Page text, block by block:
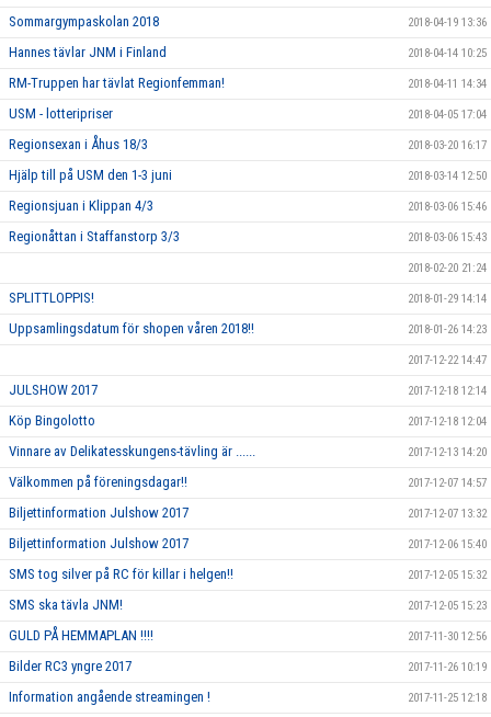
Sommargympaskolan 2018 2018-04-19 13:36
Hannes tävlar JNM i Finland 2018-04-14 10:25
RM-Truppen har tävlat Regionfemman! 2018-04-11 14:34
USM - lotteripriser 2018-04-05 17:04
Regionsexan i Åhus 18/3 2018-03-20 16:17
Hjälp till på USM den 1-3 juni 2018-03-14 12:50
Regionsjuan i Klippan 4/3 2018-03-06 15:46
Regionåttan i Staffanstorp 3/3 2018-03-06 15:43
2018-02-20 21:24
SPLITTLOPPIS! 2018-01-29 14:14
Uppsamlingsdatum för shopen våren 2018!! 2018-01-26 14:23
2017-12-22 14:47
JULSHOW 2017 2017-12-18 12:14
Köp Bingolotto 2017-12-18 12:04
Vinnare av Delikatesskungens-tävling är ...... 2017-12-13 14:20
Välkommen på föreningsdagar!! 2017-12-07 14:57
Biljettinformation Julshow 2017 2017-12-07 13:32
Biljettinformation Julshow 2017 2017-12-06 15:40
SMS tog silver på RC för killar i helgen!! 2017-12-05 15:32
SMS ska tävla JNM! 2017-12-05 15:23
GULD PÅ HEMMAPLAN !!!! 2017-11-30 12:56
Bilder RC3 yngre 2017 2017-11-26 10:19
Information angående streamingen ! 2017-11-25 12:18